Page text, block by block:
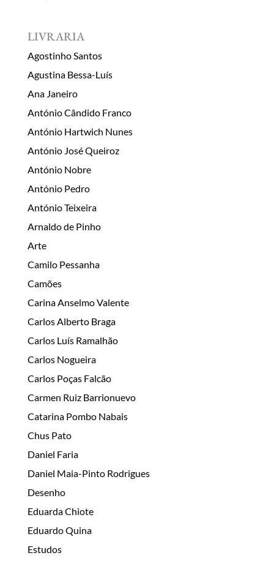
LIVRARIA
Agostinho Santos
Agustina Bessa-Luís
Ana Janeiro
António Cândido Franco
António Hartwich Nunes
António José Queiroz
António Nobre
António Pedro
António Teixeira
Arnaldo de Pinho
Arte
Camilo Pessanha
Camões
Carina Anselmo Valente
Carlos Alberto Braga
Carlos Luís Ramalhão
Carlos Nogueira
Carlos Poças Falcão
Carmen Ruiz Barrionuevo
Catarina Pombo Nabais
Chus Pato
Daniel Faria
Daniel Maia-Pinto Rodrigues
Desenho
Eduarda Chiote
Eduardo Quina
Estudos